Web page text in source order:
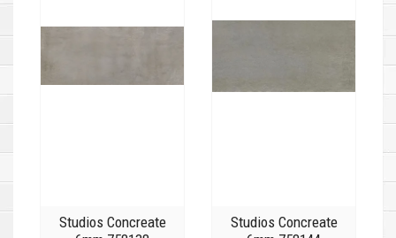
Studios Concreate
Studios Concreate